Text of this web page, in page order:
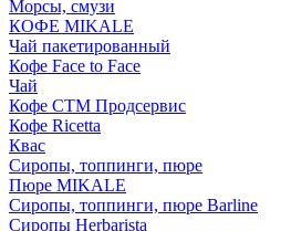
Морсы, смузи
КОФЕ MIKALE
Чай пакетированный
Кофе Face to Face
Чай
Кофе СТМ Продсервис
Кофе Ricetta
Квас
Сиропы, топпинги, пюре
Пюре MIKALE
Сиропы, топпинги, пюре Barline
Сиропы Herbarista